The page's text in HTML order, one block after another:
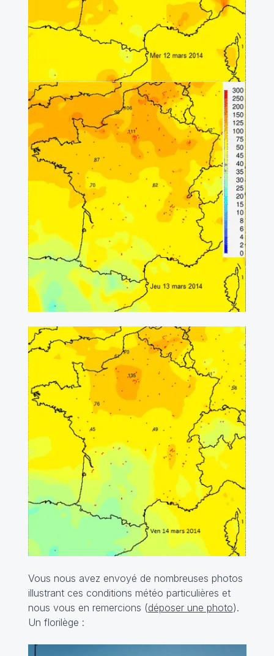
Vous nous avez envoyé de nombreuses photos
illustrant ces conditions météo particulières et
nous vous en remercions (déposer une photo).
Un florilège :